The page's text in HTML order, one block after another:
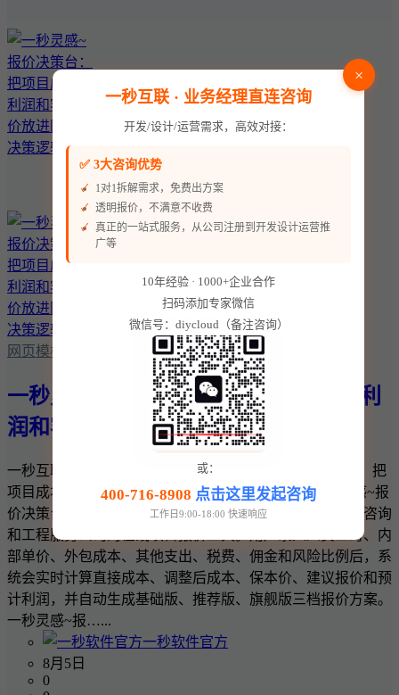
网页模板
一秒灵感~报价决策台：把项目成本、利
润和客户报价放进同一套决策逻辑
一秒互联 · 一秒灵感实用商业工具 一秒灵感~报价决策台：把
项目成本、利润和客户报价放进同一套决策逻辑 一秒灵感~报
价决策台是一款面向网站建设、软件开发、设计、广告、咨询
和工程服务公司的在线项目报价工具。用户录入人员工时、内
部单价、外包成本、其他支出、税费、佣金和风险比例后，系
统会实时计算直接成本、调整后成本、保本价、建议报价和预
计利润，并自动生成基础版、推荐版、旗舰版三档报价方案。
一秒灵感~报…...
一秒软件官方
8月5日
0
×
一秒互联 · 业务经理直连咨询
开发/设计/运营需求，高效对接：
✅ 3大咨询优势
1对1拆解需求，免费出方案
透明报价，不满意不收费
真正的一站式服务，从公司注册到开发设计运营推
广等
10年经验 · 1000+企业合作
扫码添加专家微信
微信号：diycloud（备注咨询）
或：
400-716-8908 点击这里发起咨询
工作日9:00-18:00 快速响应